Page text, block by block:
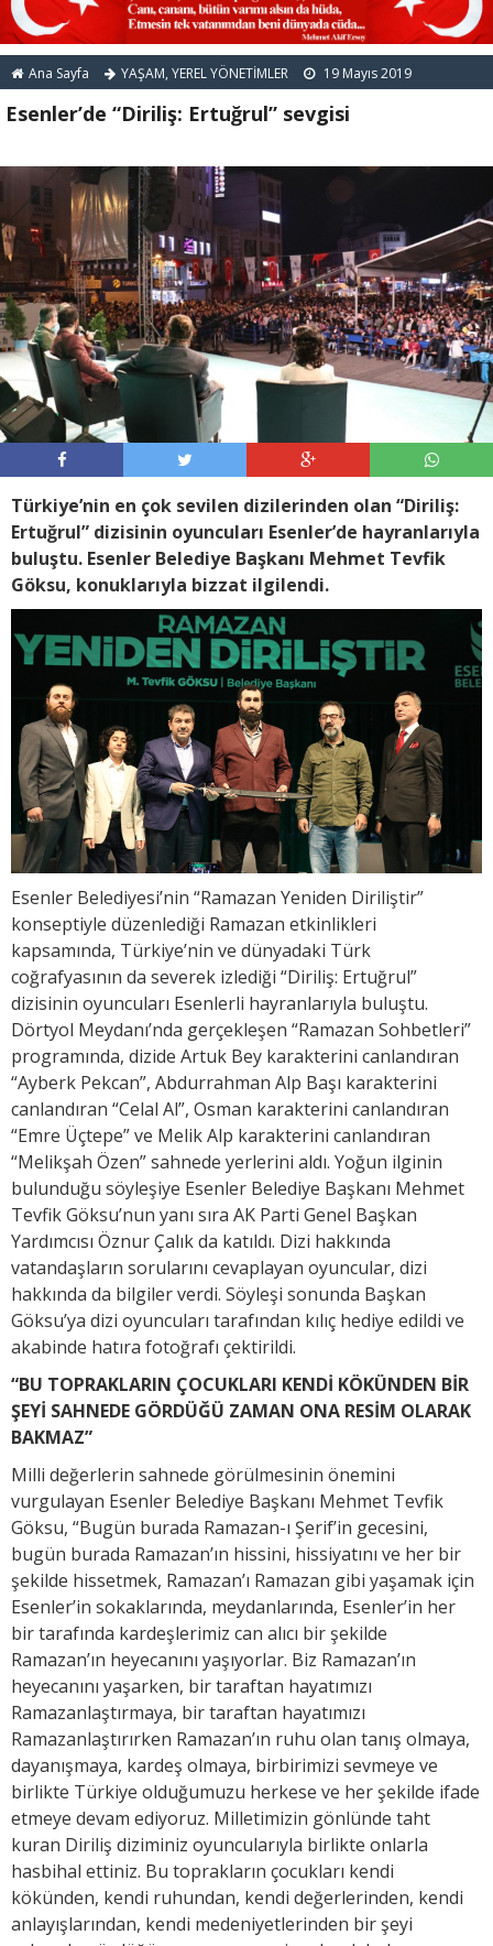
Ana Sayfa YAŞAM, YEREL YÖNETİMLER 19 Mayıs 2019
Esenler’de “Diriliş: Ertuğrul” sevgisi
Türkiye’nin en çok sevilen dizilerinden olan “Diriliş:
Ertuğrul” dizisinin oyuncuları Esenler’de hayranlarıyla
buluştu. Esenler Belediye Başkanı Mehmet Tevfik
Göksu, konuklarıyla bizzat ilgilendi.
Esenler Belediyesi’nin “Ramazan Yeniden Diriliştir”
konseptiyle düzenlediği Ramazan etkinlikleri
kapsamında, Türkiye’nin ve dünyadaki Türk
coğrafyasının da severek izlediği “Diriliş: Ertuğrul”
dizisinin oyuncuları Esenlerli hayranlarıyla buluştu.
Dörtyol Meydanı’nda gerçekleşen “Ramazan Sohbetleri”
programında, dizide Artuk Bey karakterini canlandıran
“Ayberk Pekcan”, Abdurrahman Alp Başı karakterini
canlandıran “Celal Al”, Osman karakterini canlandıran
“Emre Üçtepe” ve Melik Alp karakterini canlandıran
“Melikşah Özen” sahnede yerlerini aldı. Yoğun ilginin
bulunduğu söyleşiye Esenler Belediye Başkanı Mehmet
Tevfik Göksu’nun yanı sıra AK Parti Genel Başkan
Yardımcısı Öznur Çalık da katıldı. Dizi hakkında
vatandaşların sorularını cevaplayan oyuncular, dizi
hakkında da bilgiler verdi. Söyleşi sonunda Başkan
Göksu’ya dizi oyuncuları tarafından kılıç hediye edildi ve
akabinde hatıra fotoğrafı çektirildi.
“BU TOPRAKLARIN ÇOCUKLARI KENDİ KÖKÜNDEN BİR
ŞEYİ SAHNEDE GÖRDÜĞÜ ZAMAN ONA RESİM OLARAK
BAKMAZ”
Milli değerlerin sahnede görülmesinin önemini
vurgulayan Esenler Belediye Başkanı Mehmet Tevfik
Göksu, “Bugün burada Ramazan-ı Şerif’in gecesini,
bugün burada Ramazan’ın hissini, hissiyatını ve her bir
şekilde hissetmek, Ramazan’ı Ramazan gibi yaşamak için
Esenler’in sokaklarında, meydanlarında, Esenler’in her
bir tarafında kardeşlerimiz can alıcı bir şekilde
Ramazan’ın heyecanını yaşıyorlar. Biz Ramazan’ın
heyecanını yaşarken, bir taraftan hayatımızı
Ramazanlaştırmaya, bir taraftan hayatımızı
Ramazanlaştırırken Ramazan’ın ruhu olan tanış olmaya,
dayanışmaya, kardeş olmaya, birbirimizi sevmeye ve
birlikte Türkiye olduğumuzu herkese ve her şekilde ifade
etmeye devam ediyoruz. Milletimizin gönlünde taht
kuran Diriliş diziminiz oyuncularıyla birlikte onlarla
hasbihal ettiniz. Bu toprakların çocukları kendi
kökünden, kendi ruhundan, kendi değerlerinden, kendi
anlayışlarından, kendi medeniyetlerinden bir şeyi